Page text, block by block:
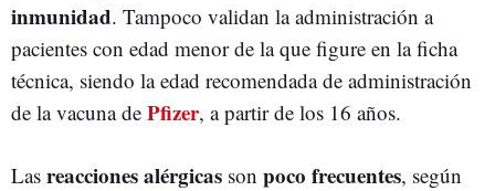
inmunidad. Tampoco validan la administración a
pacientes con edad menor de la que figure en la ficha
técnica, siendo la edad recomendada de administración
de la vacuna de Pfizer, a partir de los 16 años.
Las reacciones alérgicas son poco frecuentes, según